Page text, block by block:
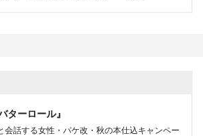
ターロール』
会話する女性・パケ改・秋の本仕込キャンペー